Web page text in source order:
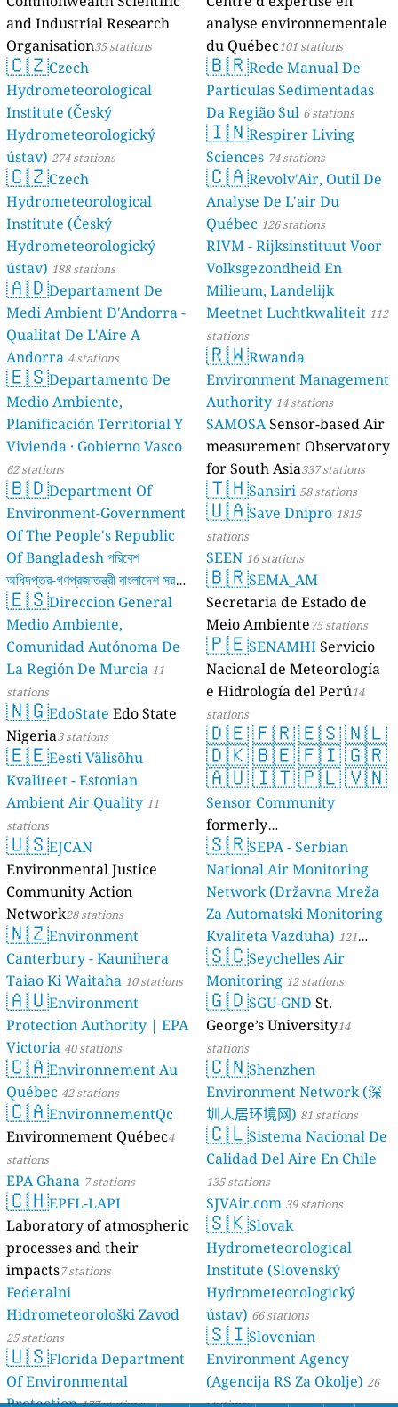
and Industrial Research
Organisation35 stations
🇨🇿Czech
Hydrometeorological
Institute (Český
Hydrometeorologický
ústav) 274 stations
🇨🇿Czech
Hydrometeorological
Institute (Český
Hydrometeorologický
ústav) 188 stations
🇦🇩Departament De
Medi Ambient D'Andorra -
Qualitat De L'Aire A
Andorra 4 stations
🇪🇸Departamento De
Medio Ambiente,
Planificación Territorial Y
Vivienda · Gobierno Vasco
62 stations
🇧🇩Department Of
Environment-Government
Of The People's Republic
Of Bangladesh পরিবেশ
অধিদপ্তর-গণপ্রজাতন্ত্রী বাংলাদেশ সরকার
17 stations
🇪🇸Direccion General
Medio Ambiente,
Comunidad Autónoma De
La Región De Murcia 11
stations
🇳🇬EdoState Edo State
Nigeria3 stations
🇪🇪Eesti Välisõhu
Kvaliteet - Estonian
Ambient Air Quality 11
stations
🇺🇸EJCAN
Environmental Justice
Community Action
Network28 stations
🇳🇿Environment
Canterbury - Kaunihera
Taiao Ki Waitaha 10 stations
🇦🇺Environment
Protection Authority | EPA
Victoria 40 stations
🇨🇦Environnement Au
Québec 42 stations
🇨🇦EnvironnementQc
Environnement Québec4
stations
EPA Ghana 7 stations
🇨🇭EPFL-LAPI
Laboratory of atmospheric
processes and their
impacts7 stations
Federalni
Hidrometeorološki Zavod
25 stations
🇺🇸Florida Department
Of Environmental
analyse environnementale
du Québec101 stations
🇧🇷Rede Manual De
Partículas Sedimentadas
Da Região Sul 6 stations
🇮🇳Respirer Living
Sciences 74 stations
🇨🇦Revolv'Air, Outil De
Analyse De L'air Du
Québec 126 stations
RIVM - Rijksinstituut Voor
Volksgezondheid En
Milieum, Landelijk
Meetnet Luchtkwaliteit 112
stations
🇷🇼Rwanda
Environment Management
Authority 14 stations
SAMOSASensor-based Air
measurement Observatory
for South Asia337 stations
🇹🇭Sansiri 58 stations
🇺🇦Save Dnipro 1815
stations
SEEN 16 stations
🇧🇷SEMA_AM
Secretaria de Estado de
Meio Ambiente75 stations
🇵🇪SENAMHIServicio
Nacional de Meteorología
e Hidrología del Perú14
stations
🇩🇪🇫🇷🇪🇸🇳🇱
🇩🇰🇧🇪🇫🇮🇬🇷
🇦🇺🇮🇹🇵🇱🇻🇳
Sensor Community
formerly
luftdaten.info35819 stations
🇸🇷SEPA - Serbian
National Air Monitoring
Network (Državna Mreža
Za Automatski Monitoring
Kvaliteta Vazduha) 121
stations
🇸🇨Seychelles Air
Monitoring 12 stations
🇬🇩SGU-GND St.
George’s University14
stations
🇨🇳Shenzhen
Environment Network (深
圳人居环境网) 81 stations
🇨🇱Sistema Nacional De
Calidad Del Aire En Chile
135 stations
SJVAir.com 39 stations
🇸🇰Slovak
Hydrometeorological
Institute (Slovenský
Hydrometeorologický
ústav) 66 stations
🇸🇮Slovenian
Environment Agency
(Agencija RS Za Okolje) 26